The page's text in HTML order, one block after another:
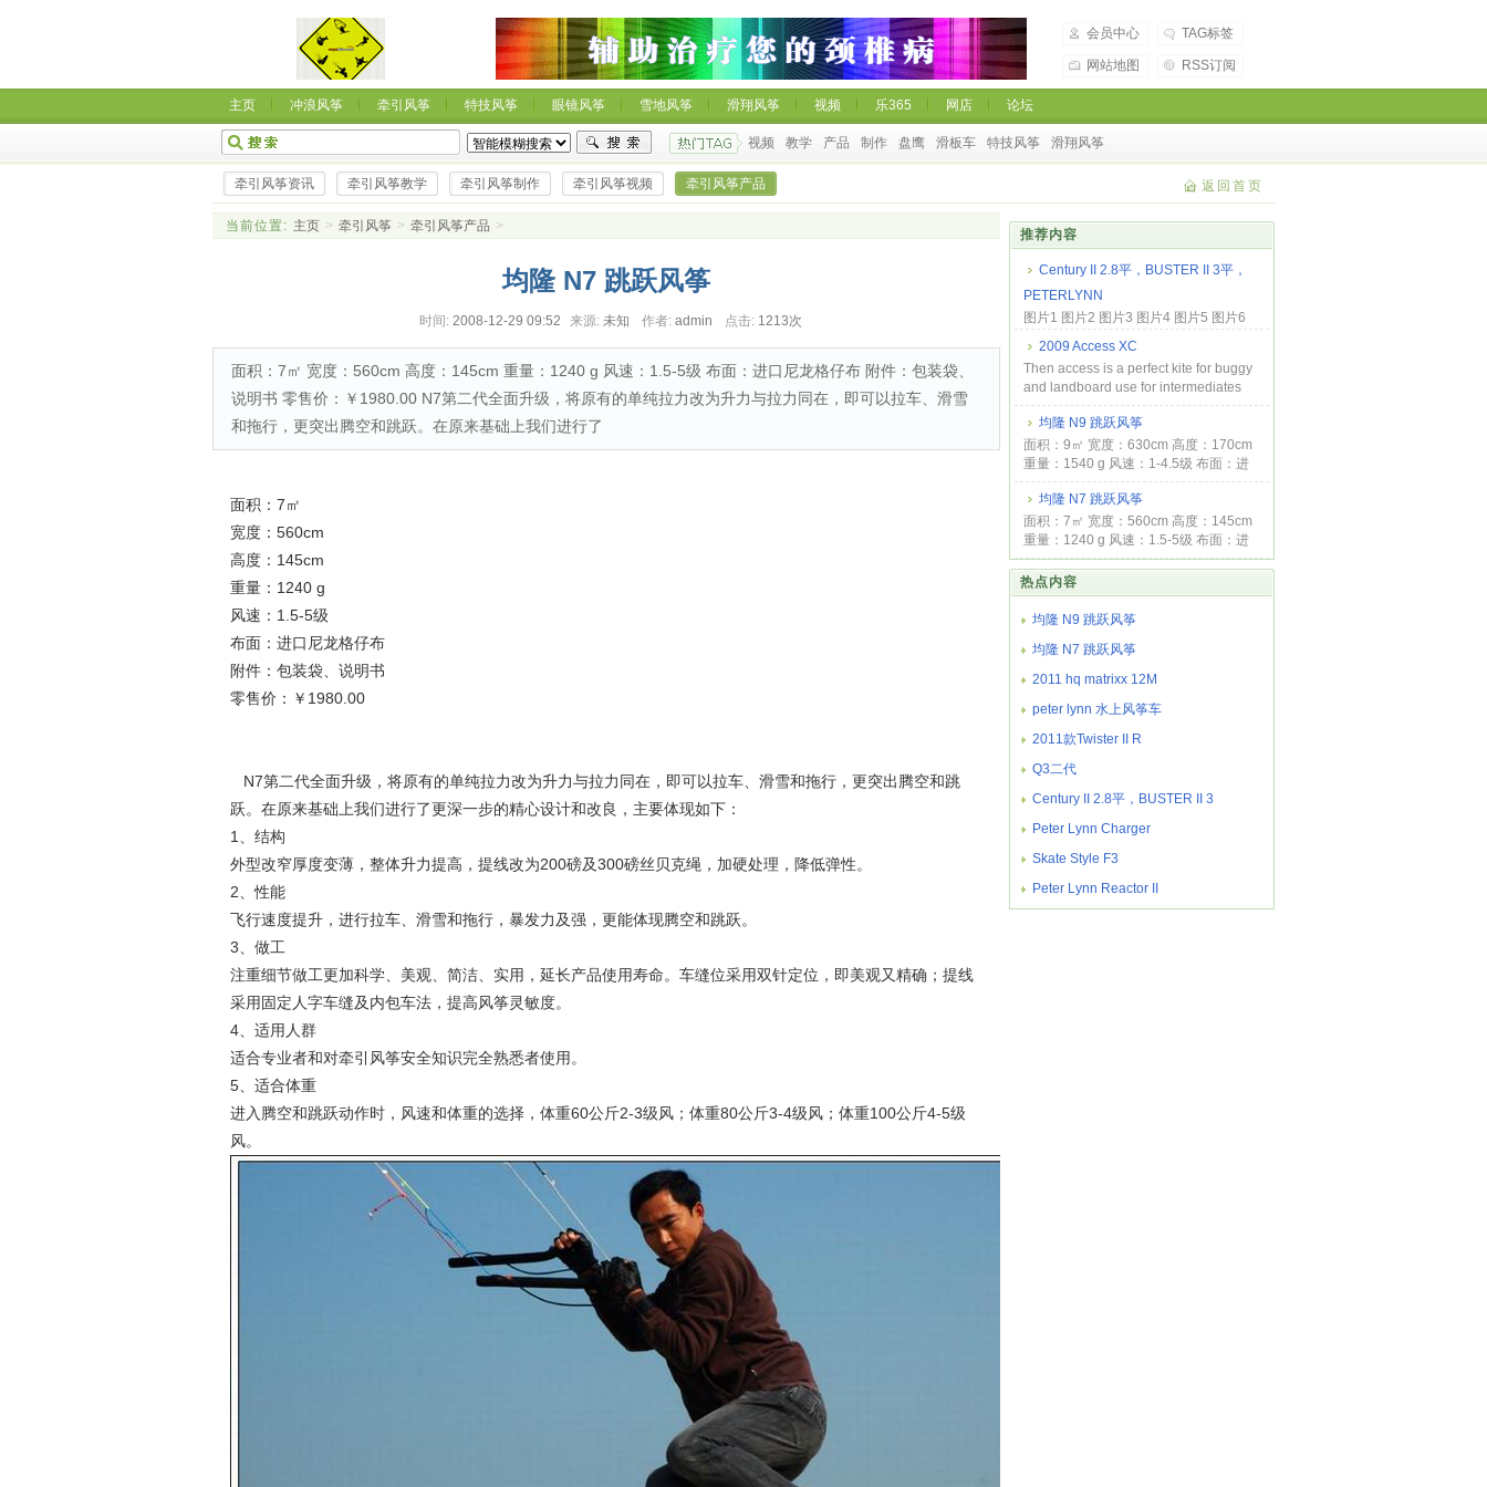
会员中心 TAG标签
网站地图 RSS订阅
主页 冲浪风筝 牵引风筝 特技风筝 眼镜风筝 雪地风筝 滑翔风筝 视频 乐365 网店 论坛
视频 教学 产品 制作 盘鹰 滑板车 特技风筝 滑翔风筝
牵引风筝资讯 牵引风筝教学 牵引风筝制作 牵引风筝视频 牵引风筝产品 返回首页
当前位置: 主页 > 牵引风筝 > 牵引风筝产品 >
均隆 N7 跳跃风筝
时间: 2008-12-29 09:52 来源: 未知 作者: admin 点击: 1213次
面积：7㎡ 宽度：560cm 高度：145cm 重量：1240 g 风速：1.5-5级 布面：进口尼龙格仔布 附件：包装袋、
说明书 零售价：￥1980.00 N7第二代全面升级，将原有的单纯拉力改为升力与拉力同在，即可以拉车、滑雪
和拖行，更突出腾空和跳跃。在原来基础上我们进行了
面积：7㎡
宽度：560cm
高度：145cm
重量：1240 g
风速：1.5-5级
布面：进口尼龙格仔布
附件：包装袋、说明书
零售价：￥1980.00
N7第二代全面升级，将原有的单纯拉力改为升力与拉力同在，即可以拉车、滑雪和拖行，更突出腾空和跳
跃。在原来基础上我们进行了更深一步的精心设计和改良，主要体现如下：
1、结构
外型改窄厚度变薄，整体升力提高，提线改为200磅及300磅丝贝克绳，加硬处理，降低弹性。
2、性能
飞行速度提升，进行拉车、滑雪和拖行，暴发力及强，更能体现腾空和跳跃。
3、做工
注重细节做工更加科学、美观、简洁、实用，延长产品使用寿命。车缝位采用双针定位，即美观又精确；提线
采用固定人字车缝及内包车法，提高风筝灵敏度。
4、适用人群
适合专业者和对牵引风筝安全知识完全熟悉者使用。
5、适合体重
进入腾空和跳跃动作时，风速和体重的选择，体重60公斤2-3级风；体重80公斤3-4级风；体重100公斤4-5级
风。
推荐内容
Century II 2.8平，BUSTER II 3平，
PETERLYNN
图片1 图片2 图片3 图片4 图片5 图片6
2009 Access XC
Then access is a perfect kite for buggy
and landboard use for intermediates
and ...
均隆 N9 跳跃风筝
面积：9㎡ 宽度：630cm 高度：170cm
重量：1540 g 风速：1-4.5级 布面：进
口尼龙格仔...
均隆 N7 跳跃风筝
面积：7㎡ 宽度：560cm 高度：145cm
重量：1240 g 风速：1.5-5级 布面：进
口尼龙格仔...
热点内容
均隆 N9 跳跃风筝
均隆 N7 跳跃风筝
2011 hq matrixx 12M
peter lynn 水上风筝车
2011款Twister II R
Q3二代
Century II 2.8平，BUSTER II 3
Peter Lynn Charger
Skate Style F3
Peter Lynn Reactor II